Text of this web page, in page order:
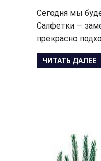
Сегодня мы
Салфетки —
прекрасно
ЧИТАТЬ ДАЛЕЕ